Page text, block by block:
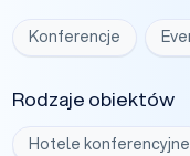
Konferencje
Rodzaje obiektów
Hotele konferencyjne